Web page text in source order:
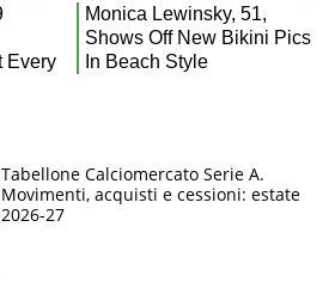
Tabellone Calciomercato Serie A.
Movimenti, acquisti e cessioni: estate
2026-27